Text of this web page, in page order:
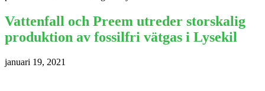
Vattenfall och Preem utreder storskalig
produktion av fossilfri vätgas i Lysekil
januari 19, 2021